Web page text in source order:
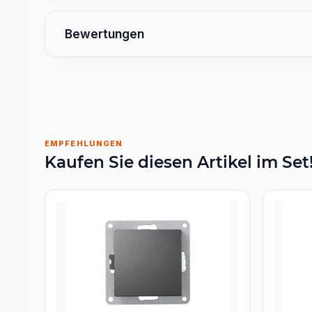
Bewertungen
EMPFEHLUNGEN
Kaufen Sie diesen Artikel im